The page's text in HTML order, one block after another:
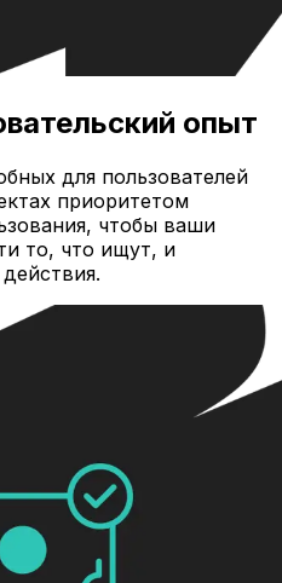
опыт
для пользователей
приоритетом
чтобы ваши
то, что ищут, и